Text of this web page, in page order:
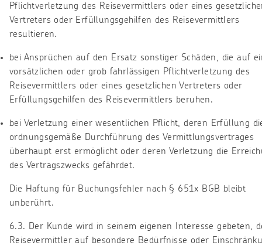
Pflichtverletzung des Reisevermittlers oder eines
Vertreters oder Erfüllungsgehilfen des Reisevermittlers
resultieren.
bei Ansprüchen auf den Ersatz sonstiger Schäden, die auf
vorsätzlichen oder grob fahrlässigen Pflichtverletzung des
Reisevermittlers oder eines gesetzlichen Vertreters oder
Erfüllungsgehilfen des Reisevermittlers beruhen.
bei Verletzung einer wesentlichen Pflicht, deren Erfüllung
ordnungsgemäße Durchführung des Vermittlungsvertrages
überhaupt erst ermöglicht oder deren Verletzung die
des Vertragszwecks gefährdet.
Die Haftung für Buchungsfehler nach § 651x BGB bleibt
unberührt.
6.3. Der Kunde wird in seinem eigenen Interesse gebeten,
Reisevermittler auf besondere Bedürfnisse oder